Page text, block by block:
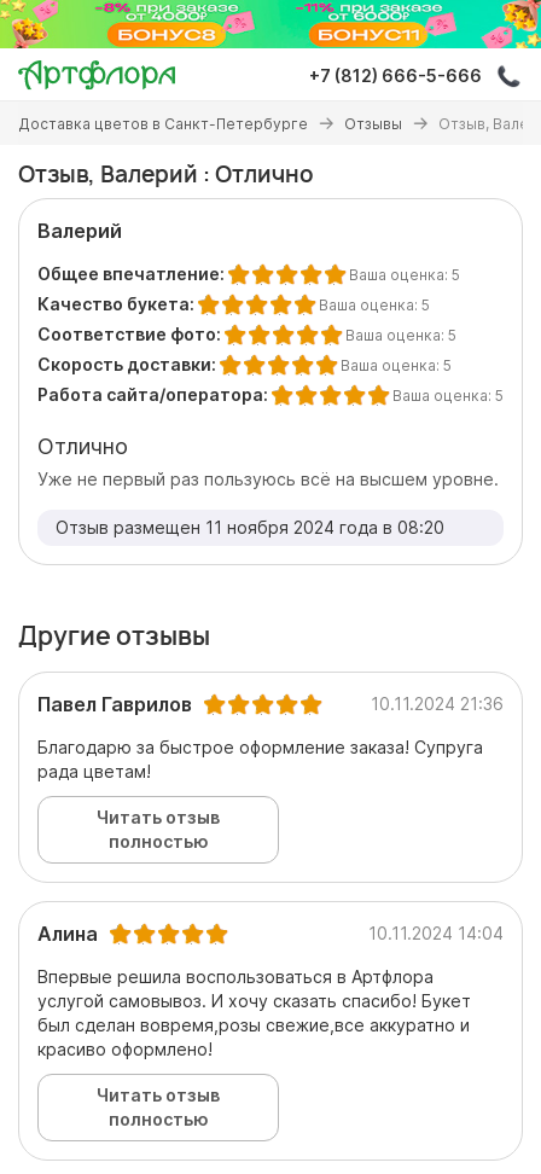
Перейти
основному
содержанию
+7 (812) 666-5-666
Вы
здесь
Доставка цветов в Санкт-Петербурге Отзывы Отзыв,
Отзыв, Валерий : Отлично
Валерий
Общее впечатление: Ваша оценка: 5
Качество букета: Ваша оценка: 5
Соответствие фото: Ваша оценка: 5
Скорость доставки: Ваша оценка: 5
Работа сайта/оператора: Ваша оценка: 5
Отлично
Уже не первый раз пользуюсь всё на высшем уровне.
Отзыв размещен 11 ноября 2024 года в 08:20
Другие отзывы
Павел Гаврилов 10.11.2024 21:36
Благодарю за быстрое оформление заказа! Супруга
рада цветам!
Читать отзыв
полностью
Алина 10.11.2024 14:04
Впервые решила воспользоваться в Артфлора
услугой самовывоз. И хочу сказать спасибо! Букет
был сделан вовремя,розы свежие,все аккуратно и
красиво оформлено!
Читать отзыв
полностью